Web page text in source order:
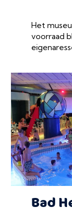
Het
voorraad
Bad